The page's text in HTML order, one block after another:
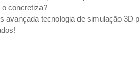
o concretiza?
avançada tecnologia de simulação 3D